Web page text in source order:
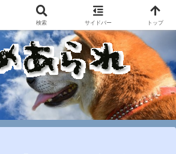
検索 サイドバー トップ